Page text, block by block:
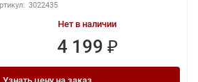
3022435
Нет в наличии
4 199 ₽
Узнать цену на заказ